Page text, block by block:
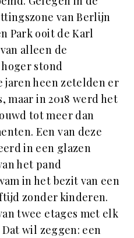
van Berlijn
Park ooit de Karl
alleen de
stond
jaren heen zetelden er
in 2018 werd het
tot meer dan
Een van deze
in een glazen
het pand
in het bezit van een
zonder kinderen.
twee etages met elk
wil zeggen: een